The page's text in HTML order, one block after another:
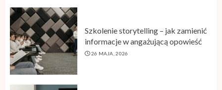
Szkolenie storytelling – jak zamienić
informacje w angażującą opowieść
26 MAJA, 2026